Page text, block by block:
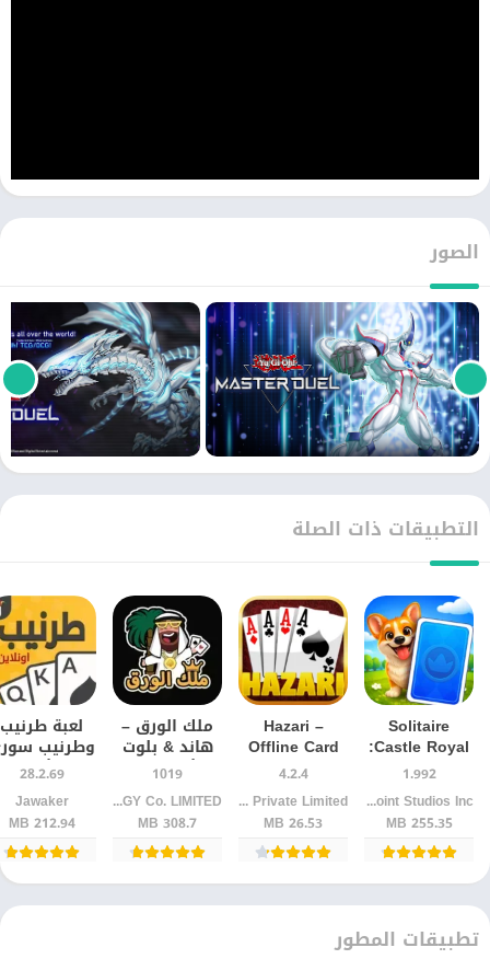
الصور
التطبيقات ذات الصلة
Solitaire
Castle Royal:
لعبة ورق
هادئة بتجربة
ممتعة لعشاق
الألغاز
1.992
Brightpoint Studios Inc
255.35 MB
Hazari –
Offline Card
Games
للأندرويد |
لعبة الورق آخر
إصدار
4.2.4
Mobilix Solutions Private Limited
26.53 MB
ملك الورق –
هاند & بلوت
للأندرويد –
تجربة ألعاب
الورق العربية
باحترافية
1019
FILLING CONTINUOUS TECHNOLOGY Co. LIMITED
308.7 MB
لعبة طرنيب
وطرنيب
41
آخر إصدار
28.2.69
Jawaker
212.94 MB
تطبيقات المطور